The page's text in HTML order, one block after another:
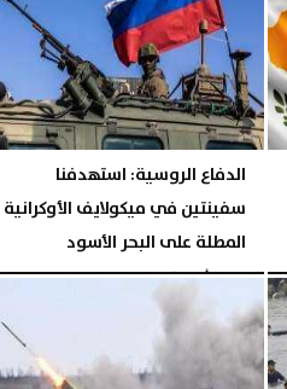
الدفاع الروسية: استهدفنا
سفينتين في ميكولايف الأوكرانية
المطلة على البحر الأسود
الإثنين، 3 أغسطس 2026 06:11 مـ